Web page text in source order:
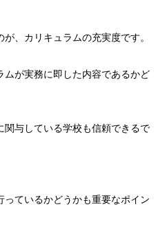
、カリキュラムの充実度です。
ムが実務に即した内容であるかど
関与している学校も信頼できるで
ているかどうかも重要なポイン